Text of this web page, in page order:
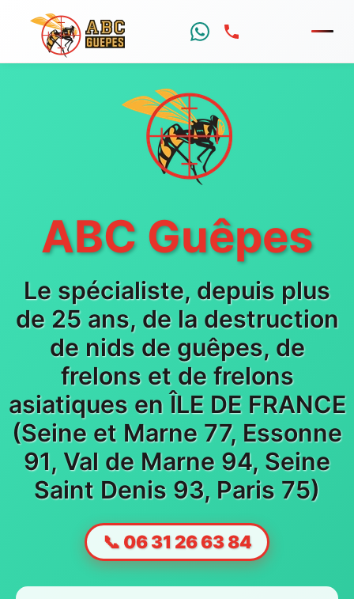
ABC Guêpes
Le spécialiste, depuis plus
de 25 ans, de la destruction
de nids de guêpes, de
frelons et de frelons
asiatiques en ÎLE DE FRANCE
(Seine et Marne 77, Essonne
91, Val de Marne 94, Seine
Saint Denis 93, Paris 75)
📞 06 31 26 63 84